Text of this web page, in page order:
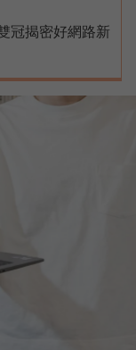
冠揭密好網路新